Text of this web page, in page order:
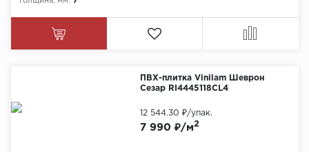
ПВХ-плитка Vinilam Шеврон
Сезар RI4445118CL4
7 990 ₽/м2
12 544.30 ₽/упак.